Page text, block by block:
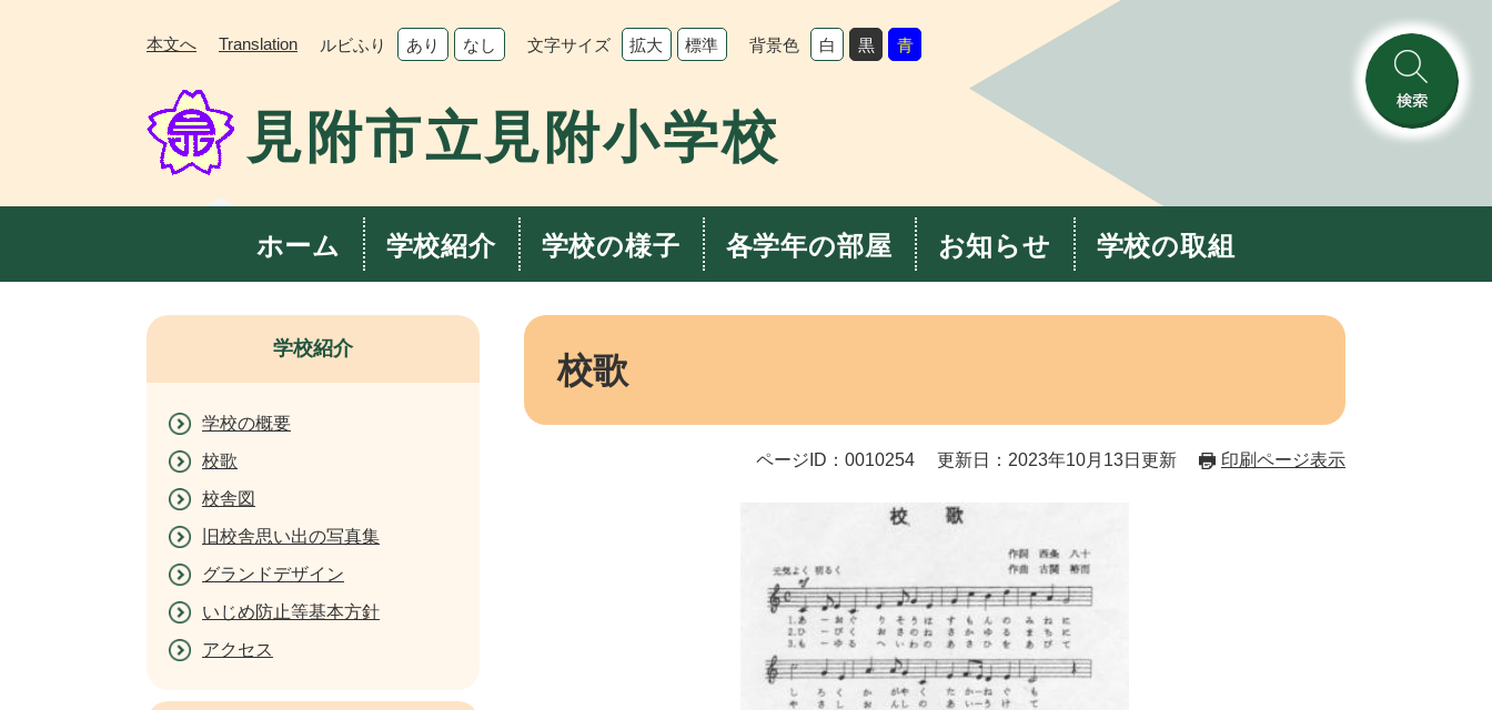
文
本文へ Translation ルビふり あり なし 文字サイズ 拡大 標準 背景色 白 黒 青
検
索
見附市立見附小学校
ホーム 学校紹介 学校の様子 各学年の部屋 お知らせ 学校の取組
本
校歌
ページID：0010254 更新日：2023年10月13日更新 印刷ページ表示
学校紹介
学校の概要
校歌
校舎図
旧校舎思い出の写真集
グランドデザイン
いじめ防止等基本方針
アクセス